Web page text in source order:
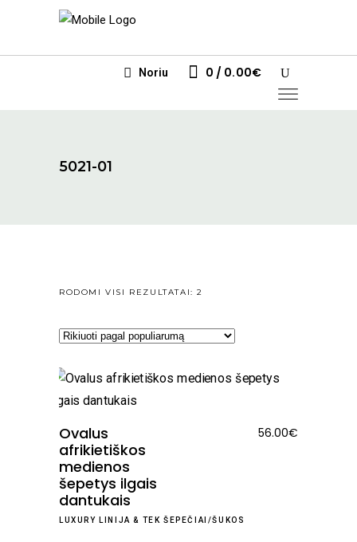
Noriu 0 0.00€
5021-01
RODOMI VISI REZULTATAI: 2
POPULIARUMĄ
Ovalus
afrikietiškos
medienos
šepetys ilgais
dantukais
56.00€
LUXURY LINIJA & TEK ŠEPEČIAI/ŠUKOS